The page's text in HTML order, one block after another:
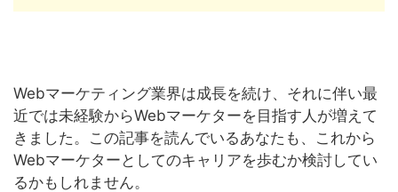
Webマーケティング業界は成長を続け、それに伴い最
近では未経験からWebマーケターを目指す人が増えて
きました。この記事を読んでいるあなたも、これから
Webマーケターとしてのキャリアを歩むか検討してい
るかもしれません。